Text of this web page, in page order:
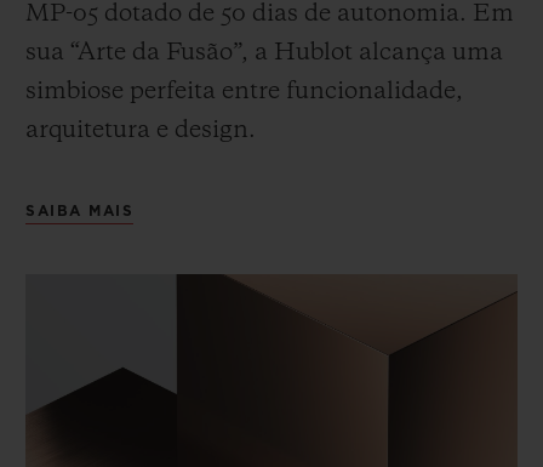
MP-05 dotado de 50 dias de autonomia. Em
sua “Arte da Fusão”, a Hublot alcança uma
simbiose perfeita entre funcionalidade,
arquitetura e design.
SAIBA MAIS